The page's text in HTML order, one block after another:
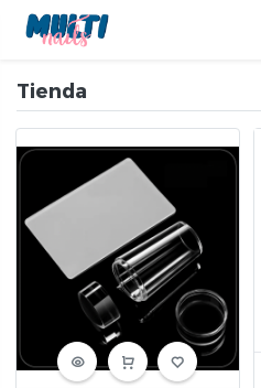
Tienda